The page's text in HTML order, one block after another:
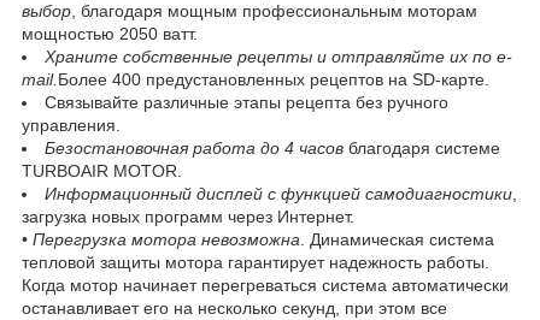
выбор, благодаря мощным профессиональным моторам
мощностью 2050 ватт.
Храните собственные рецепты и отправляйте их по e-
mail.Более 400 предустановленных рецептов на SD-карте.
Связывайте различные этапы рецепта без ручного
управления.
Безостановочная работа до 4 часов благодаря системе
TURBOAIR MOTOR.
Информационный дисплей с функцией самодиагностики,
загрузка новых программ через Интернет.
• Перегрузка мотора невозможна. Динамическая система
тепловой защиты мотора гарантирует надежность работы.
Когда мотор начинает перегреваться система автоматически
останавливает его на несколько секунд, при этом все